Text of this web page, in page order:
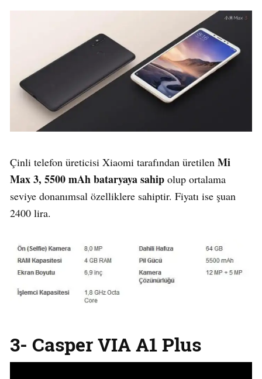
Çinli telefon üreticisi Xiaomi tarafından üretilen Mi
Max 3, 5500 mAh bataryaya sahip olup ortalama
seviye donanımsal özelliklere sahiptir. Fiyatı ise şuan
2400 lira.
3- Casper VIA A1 Plus